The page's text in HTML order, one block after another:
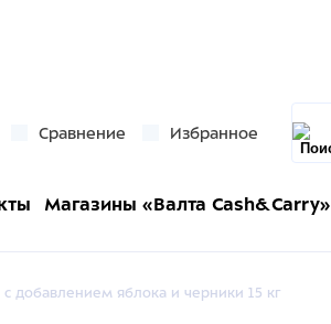
Сравнение Избранное
Магазины «Валта Cash&Carry»
добавлением яблока и черники 15 кг